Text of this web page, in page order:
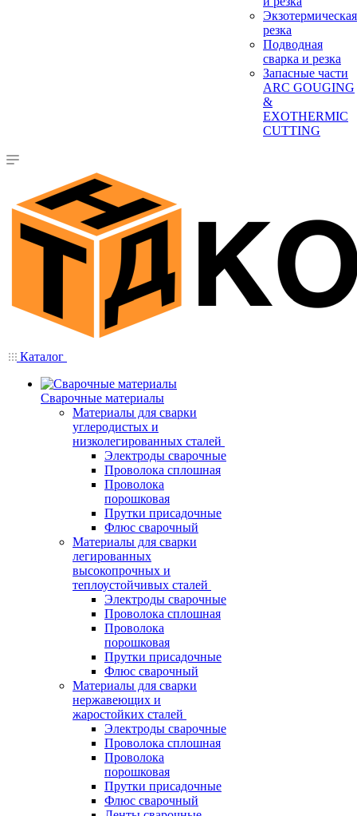
Экзотермическая
резка
Подводная
сварка и резка
Запасные части
ARC GOUGING
&
EXOTHERMIC
CUTTING
Каталог
Сварочные материалы
Материалы для сварки
углеродистых и
низколегированных сталей
Электроды сварочные
Проволока сплошная
Проволока
порошковая
Прутки присадочные
Флюс сварочный
Материалы для сварки
легированных
высокопрочных и
теплоустойчивых сталей
Электроды сварочные
Проволока сплошная
Проволока
порошковая
Прутки присадочные
Флюс сварочный
Материалы для сварки
нержавеющих и
жаростойких сталей
Электроды сварочные
Проволока сплошная
Проволока
порошковая
Прутки присадочные
Флюс сварочный